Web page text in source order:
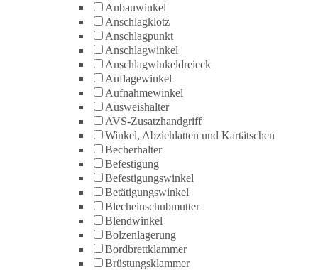
Anbauwinkel
Anschlagklotz
Anschlagpunkt
Anschlagwinkel
Anschlagwinkeldreieck
Auflagewinkel
Aufnahmewinkel
Ausweishalter
AVS-Zusatzhandgriff
Winkel, Abziehlatten und Kartätschen
Becherhalter
Befestigung
Befestigungswinkel
Betätigungswinkel
Blecheinschubmutter
Blendwinkel
Bolzenlagerung
Bordbrettklammer
Brüstungsklammer